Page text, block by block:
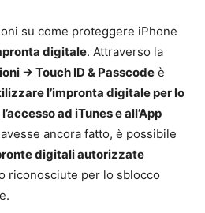
su come proteggere iPhone
digitale. Attraverso la
-> Touch ID & Passcode è
l’impronta digitale per lo
ad iTunes e all’App
ancora fatto, è possibile
digitali autorizzate
riconosciute per lo sblocco